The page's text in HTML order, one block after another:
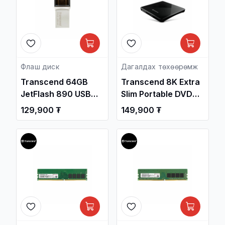
Флаш диск
Transcend 64GB
JetFlash 890 USB
Type-C Flash Drive
/TS64GJF890S/
129,900 ₮
Дагалдах төхөөрөмж
Transcend 8K Extra
Slim Portable DVD
Writer, Black
/TS8XDVDS-K/
149,900 ₮